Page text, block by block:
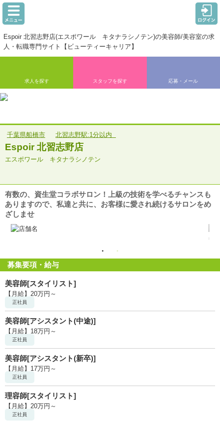
Espoir 北習志野店(エスポワール キタナラシノテン)の美容師/美容室の求
人・転職専門サイト【ビューティーキャリア】
求人を探す スタッフを探す 応募・メール
千葉県船橋市 北習志野駅:1分以内
Espoir 北習志野店
エスポワール キタナラシノテン
有数の、資生堂コラボサロン！上級の技術を学べるチャンスも
ありますので、私達と共に、お客様に愛され続けるサロンをめ
ざしませ
毎
募集要項・給与
美容師[スタイリスト]
【月給】20万円～
正社員
美容師[アシスタント(中途)]
【月給】18万円～
正社員
美容師[アシスタント(新卒)]
【月給】17万円～
正社員
理容師[スタイリスト]
【月給】20万円～
正社員